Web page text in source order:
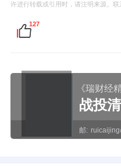
许进行转载或引用时，请注明来源。
127
《瑞财经
战投
邮: